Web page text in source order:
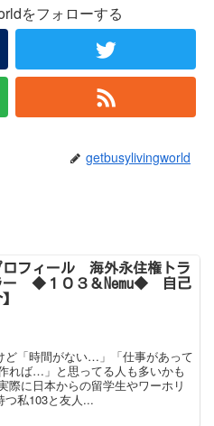
をフォローする
getbusylivingworld
ロフィール 海外永住権トラ
ー ◆１０３＆Nemu◆ 自己
ど「時間がない…」「仕事があって
れば…」と思ってる人も多いかも
に日本からの留学生やワーホリ
つ私103と友人...